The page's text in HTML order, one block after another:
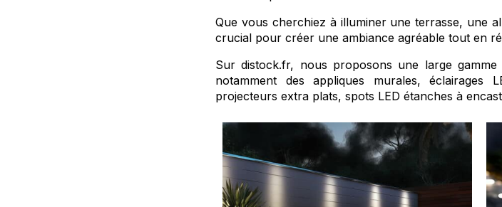
Que vous cherchiez à illuminer une terrasse, une
crucial pour créer une ambiance agréable tout en
Sur distock.fr, nous proposons une large
notamment des appliques murales, éclairages
projecteurs extra plats, spots LED étanches à